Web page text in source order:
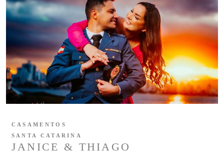
JANICE & THIAGO
CASAMENTOS
SANTA CATARINA